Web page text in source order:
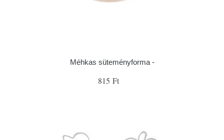
Méhkas süteményforma -
815 Ft